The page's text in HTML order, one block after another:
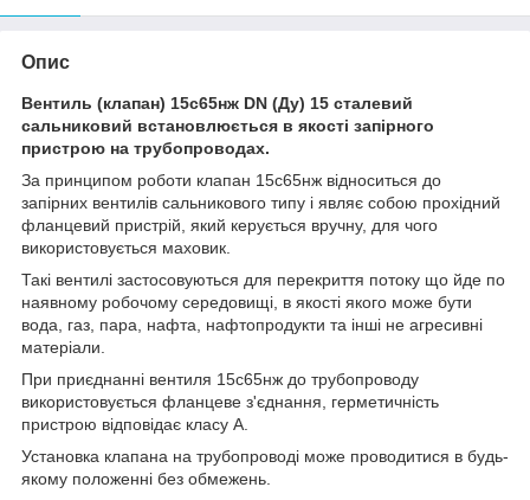
Опис
Вентиль (клапан) 15с65нж DN (Ду) 15 сталевий
сальниковий встановлюється в якості запірного
пристрою на трубопроводах.
За принципом роботи клапан 15с65нж відноситься до
запірних вентилів сальникового типу і являє собою прохідний
фланцевий пристрій, який керується вручну, для чого
використовується маховик.
Такі вентилі застосовуються для перекриття потоку що йде по
наявному робочому середовищі, в якості якого може бути
вода, газ, пара, нафта, нафтопродукти та інші не агресивні
матеріали.
При приєднанні вентиля 15с65нж до трубопроводу
використовується фланцеве з'єднання, герметичність
пристрою відповідає класу А.
Установка клапана на трубопроводі може проводитися в будь-
якому положенні без обмежень.